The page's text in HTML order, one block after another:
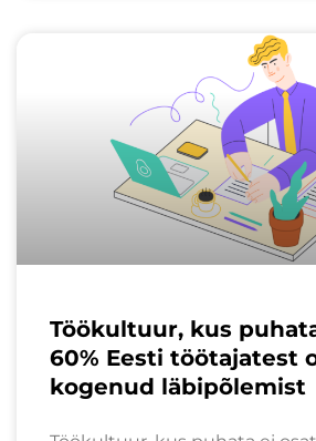
Töökultuur, kus
60% Eesti töötajatest
kogenud läbipõlemist